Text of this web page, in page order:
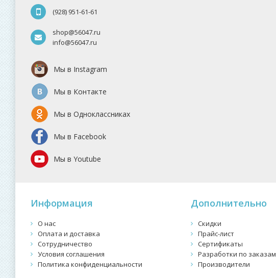
(928) 951-61-61
shop@56047.ru
info@56047.ru
Мы в Instagram
Мы в Контакте
Мы в Одноклассниках
Мы в Facebook
Мы в Youtube
Информация
О нас
Оплата и доставка
Сотрудничество
Условия соглашения
Политика конфиденциальности
Дополнительно
Скидки
Прайс-лист
Сертификаты
Разработки по заказам
Производители